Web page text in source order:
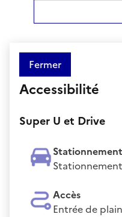
Fermer
Accessibilité
Super U et Drive
Stationnement
Accès
Entrée de